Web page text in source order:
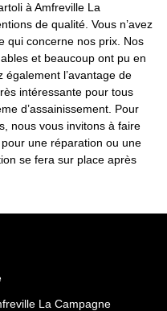
à Amfreville La
de qualité. Vous n’avez
qui concerne nos prix. Nos
et beaucoup ont pu en
également l’avantage de
intéressante pour tous
d’assainissement. Pour
nous vous invitons à faire
une réparation ou une
se fera sur place après
La Campagne